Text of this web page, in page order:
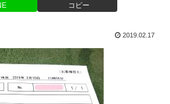
コピー
2019.02.17